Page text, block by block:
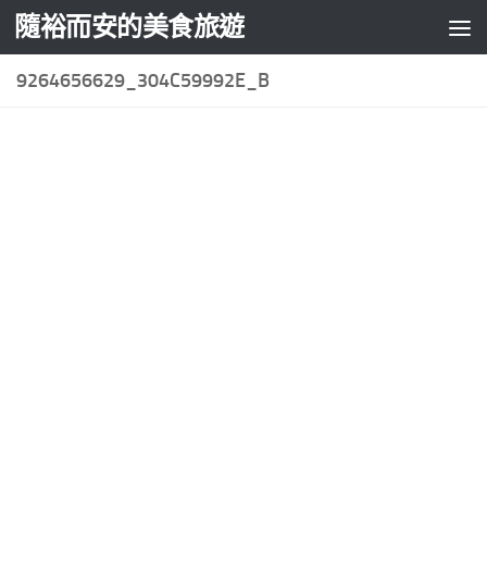
Skip to content
隨裕而安的美食旅遊
9264656629_304C59992E_B